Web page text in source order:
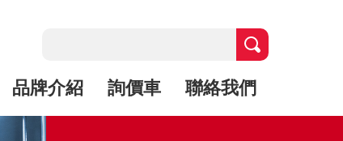
品牌介紹 詢價車 聯絡我們